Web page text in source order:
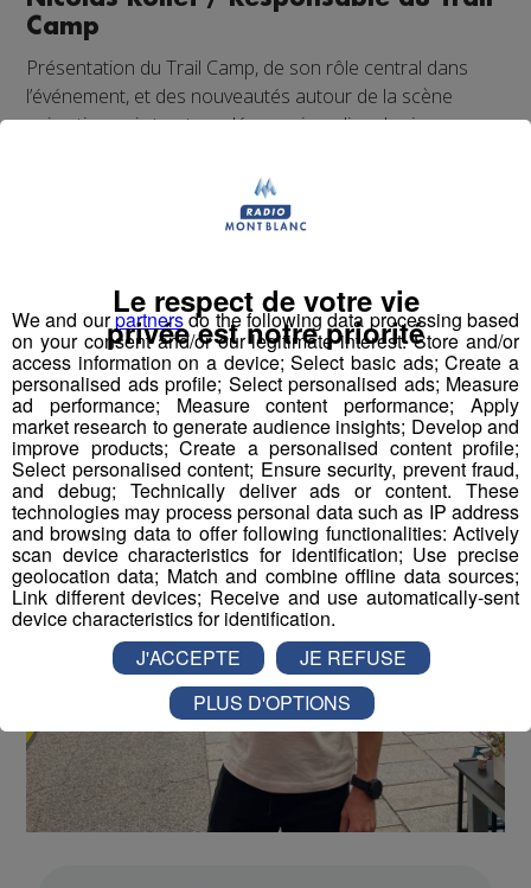
Camp
Présentation du Trail Camp, de son rôle central dans
l’événement, et des nouveautés autour de la scène
animation qui structure désormais ce lieu de vie
We and ourpartnersdo the following data processing based
on your consent and/or our legitimate interest: Store and/or
access information on a device; Select basic ads; Create a
personalised ads profile; Select personalised ads; Measure
ad performance; Measure content performance; Apply
market research to generate audience insights; Develop and
improve products; Create a personalised content profile;
Select personalised content; Ensure security, prevent fraud,
and debug; Technically deliver ads or content. These
technologies may process personal data such as IP address
and browsing data to offer following functionalities: Actively
scan device characteristics for identification; Use precise
geolocation data; Match and combine offline data sources;
Link different devices; Receive and use automatically-sent
device characteristics for identification.
Le respect de votre vie
privée est notre priorité
J'ACCEPTE
JE REFUSE
PLUS D'OPTIONS